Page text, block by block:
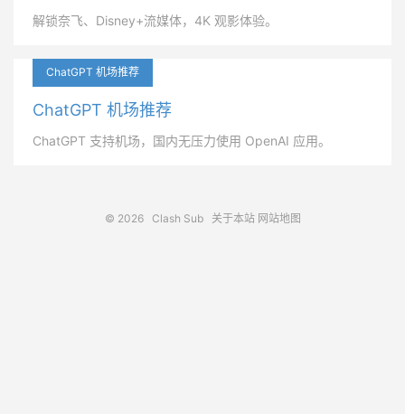
解锁奈飞、Disney+流媒体，4K 观影体验。
ChatGPT 机场推荐
ChatGPT 机场推荐
ChatGPT 支持机场，国内无压力使用 OpenAI 应用。
© 2026 Clash Sub 关于本站 网站地图